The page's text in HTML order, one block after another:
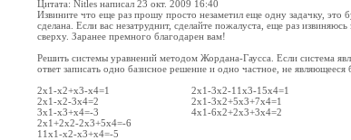
Цитата: Nitles написал 23 окт. 2009 16:40
Извините что еще раз прошу просто незаметил еще одну задачку, это
сделана. Если вас незатруднит, сделайте пожалуста, еще раз
сверху. Заранее премного благодарен вам!
Решить системы уравнений методом Жордана-Гаусса. Если система
ответ записать одно базисное решение и одно частное, не являющееся
2х1-x2+x3-x4=1 2x1-3x2-11x3-15x4=1
2x1-x2-3x4=2 2x1-3x2+5x3+7x4=1
3x1-x3+x4=-3 4x1-6x2+2x3+3x4=2
2x1+2x2-2x3+5x4=-6
11x1-x2-x3+x4=-5